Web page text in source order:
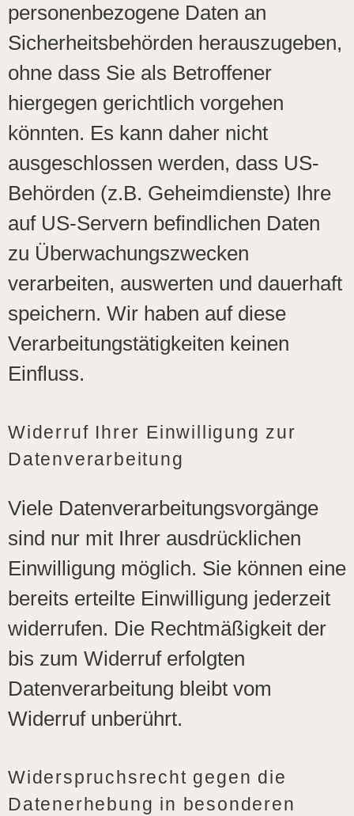
personenbezogene Daten an
Sicherheitsbehörden herauszugeben,
ohne dass Sie als Betroffener
hiergegen gerichtlich vorgehen
könnten. Es kann daher nicht
ausgeschlossen werden, dass US-
Behörden (z.B. Geheimdienste) Ihre
auf US-Servern befindlichen Daten
zu Überwachungszwecken
verarbeiten, auswerten und dauerhaft
speichern. Wir haben auf diese
Verarbeitungstätigkeiten keinen
Einfluss.
Widerruf Ihrer Einwilligung zur
Datenverarbeitung
Viele Datenverarbeitungsvorgänge
sind nur mit Ihrer ausdrücklichen
Einwilligung möglich. Sie können eine
bereits erteilte Einwilligung jederzeit
widerrufen. Die Rechtmäßigkeit der
bis zum Widerruf erfolgten
Datenverarbeitung bleibt vom
Widerruf unberührt.
Widerspruchsrecht gegen die
Datenerhebung in besonderen